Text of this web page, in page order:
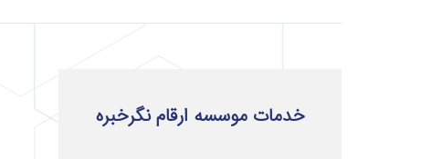
خدمات موسسه ارقام نگرخبره